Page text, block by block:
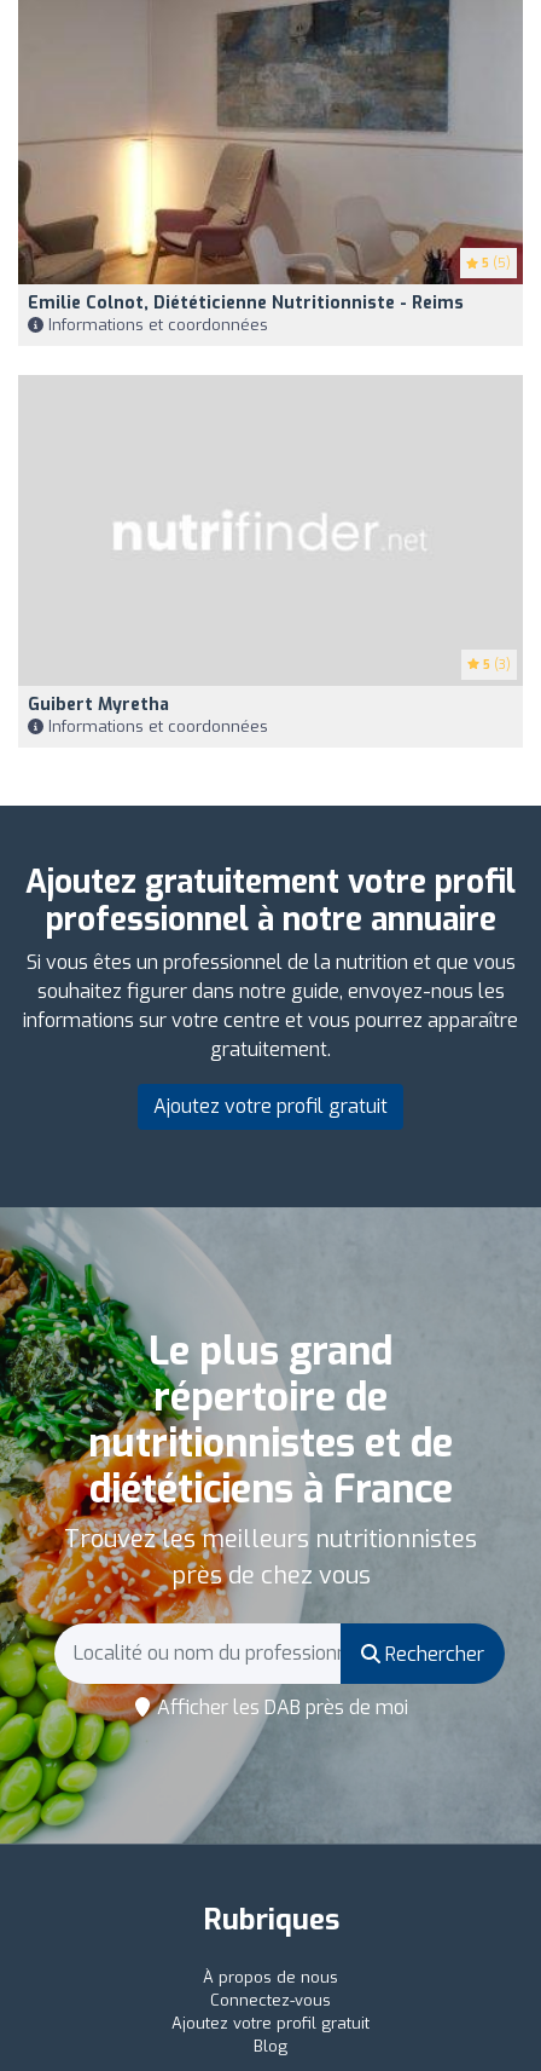
5 (5)
Emilie Colnot, Diététicienne Nutritionniste - Reims
Informations et coordonnées
5 (3)
Guibert Myretha
Informations et coordonnées
Ajoutez gratuitement votre profil
professionnel à notre annuaire
Si vous êtes un professionnel de la nutrition et que vous
souhaitez figurer dans notre guide, envoyez-nous les
informations sur votre centre et vous pourrez apparaître
gratuitement.
Ajoutez votre profil gratuit
Le plus grand
répertoire de
nutritionnistes et de
diététiciens à France
Trouvez les meilleurs nutritionnistes
près de chez vous
Rechercher
Afficher les DAB près de moi
Rubriques
À propos de nous
Connectez-vous
Ajoutez votre profil gratuit
Blog